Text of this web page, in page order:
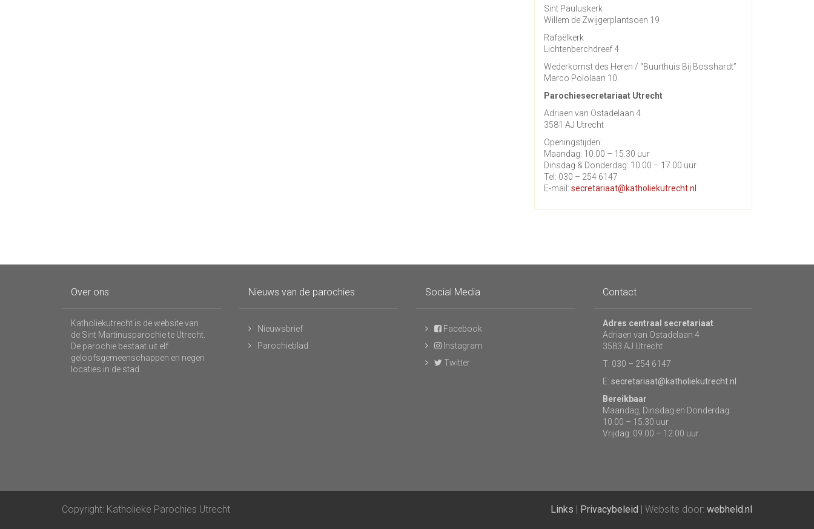
Sint Pauluskerk
Willem de Zwijgerplantsoen 19
Rafaëlkerk
Lichtenberchdreef 4
Wederkomst des Heren / “Buurthuis Bij Bosshardt”
Marco Pololaan 10
Parochiesecretariaat Utrecht
Adriaen van Ostadelaan 4
3581 AJ Utrecht
Openingstijden:
Maandag: 10.00 – 15.30 uur
Dinsdag & Donderdag: 10.00 – 17.00 uur
Tel: 030 – 254 6147
E-mail: secretariaat@katholiekutrecht.nl
Over ons
Katholiekutrecht is de website van
de Sint Martinusparochie te Utrecht.
De parochie bestaat uit elf
geloofsgemeenschappen en negen
locaties in de stad.
Nieuws van de parochies
Nieuwsbrief
Parochieblad
Social Media
Facebook
Instagram
Twitter
Contact
Adres centraal secretariaat
Adriaen van Ostadelaan 4
3583 AJ Utrecht
T: 030 – 254 6147
E: secretariaat@katholiekutrecht.nl
Bereikbaar
Maandag, Dinsdag en Donderdag:
10.00 – 15.30 uur
Vrijdag: 09.00 – 12.00 uur
Copyright: Katholieke Parochies Utrecht Links | Privacybeleid | Website door: webheld.nl